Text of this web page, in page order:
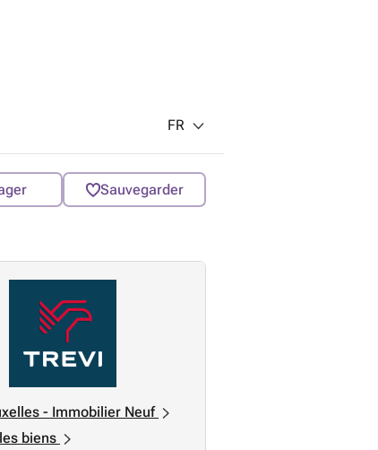
FR
Sauvegarder
- Immobilier Neuf
biens